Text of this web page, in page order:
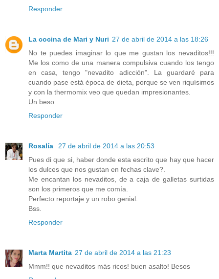
Responder
La cocina de Mari y Nuri 27 de abril de 2014 a las 18:26
No te puedes imaginar lo que me gustan los nevaditos!!!
Me los como de una manera compulsiva cuando los tengo
en casa, tengo "nevadito adicción". La guardaré para
cuando pase está época de dieta, porque se ven riquísimos
y con la thermomix veo que quedan impresionantes.
Un beso
Responder
Rosalía
27 de abril de 2014 a las 20:53
Pues di que si, haber donde esta escrito que hay que hacer
los dulces que nos gustan en fechas clave?.
Me encantan los nevaditos, de a caja de galletas surtidas
son los primeros que me comía.
Perfecto reportaje y un robo genial.
Bss.
Responder
Marta Martita 27 de abril de 2014 a las 21:23
Mmm!! que nevaditos más ricos! buen asalto! Besos